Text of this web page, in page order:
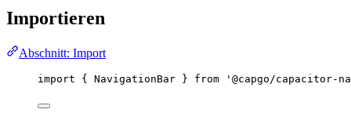
Importieren
Abschnitt: Import
import { NavigationBar } from '@capgo/capacitor-